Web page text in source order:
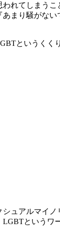
れてしまう
まり騒がない
というくく
シュアルマイ
というワ